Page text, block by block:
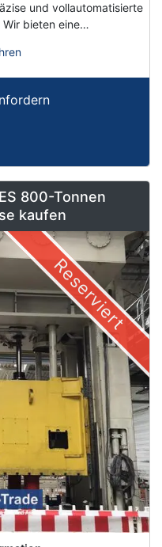
und vollautomatisierte
bieten eine…
800-Tonnen
kaufen
Reserviert